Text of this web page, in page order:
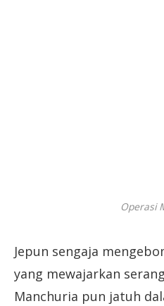
Operasi
Jepun sengaja
yang mewajarkan
Manchuria pun jatuh